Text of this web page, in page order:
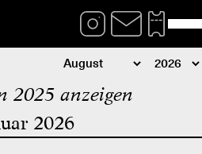
2025 anzeigen
2026